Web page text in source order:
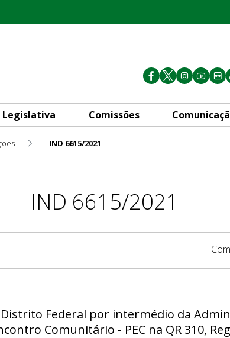
Comissões
IND 6615/2021
IND 6615/2021
Federal por intermédio da
Comunitário - PEC na QR 310,